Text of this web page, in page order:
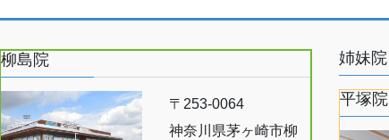
柳島院
〒253-0064
神奈川県茅ヶ崎市柳
姉妹院
平塚院